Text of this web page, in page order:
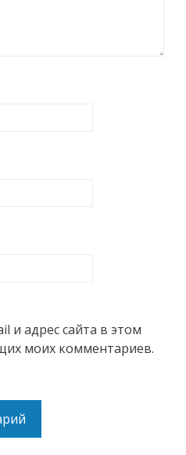
и адрес сайта в этом
моих комментариев.